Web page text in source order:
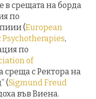
в срещата на борда
по
(European
,
по
of
среща с Ректора на
(Sigmund Freud
във Виена.